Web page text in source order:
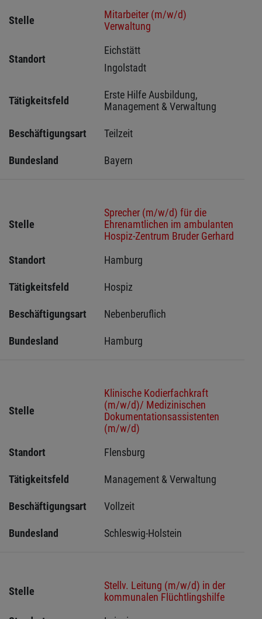
Stelle
Mitarbeiter (m/w/d)
Verwaltung
Standort
Eichstätt
Ingolstadt
Tätigkeitsfeld
Erste Hilfe Ausbildung,
Management & Verwaltung
Beschäftigungsart Teilzeit
Bundesland Bayern
Stelle
Sprecher (m/w/d) für die
Ehrenamtlichen im ambulanten
Hospiz-Zentrum Bruder Gerhard
Standort
Hamburg
Tätigkeitsfeld Hospiz
Beschäftigungsart Nebenberuflich
Bundesland Hamburg
Stelle
Klinische Kodierfachkraft
(m/w/d)/ Medizinischen
Dokumentationsassistenten
(m/w/d)
Standort
Flensburg
Tätigkeitsfeld Management & Verwaltung
Beschäftigungsart Vollzeit
Bundesland Schleswig-Holstein
Stelle
Stellv. Leitung (m/w/d) in der
kommunalen Flüchtlingshilfe